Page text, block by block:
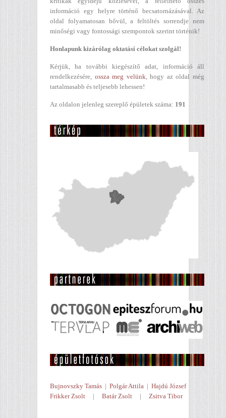
információ egy helyre történő becsatornázásával. Az
oldal folyamatosan bővül, a feltöltés sorrendje nem
minőségi vagy fontossági szempontok szerint történik!
Honlapunk kizárólag oktatási célokat szolgál!
Kérjük, ha további kiegészítő adat, információ áll
rendelkezésére, ossza meg velünk, hogy az oldal még
tartalmasabb és teljesebb lehessen!
Az oldalon jelenleg szereplő épületek száma: 191
Bujnovszky Tamás | Polgár Attila | Hajdú József
Frikker Zsolt | Batár Zsolt | Zsitva Tibor